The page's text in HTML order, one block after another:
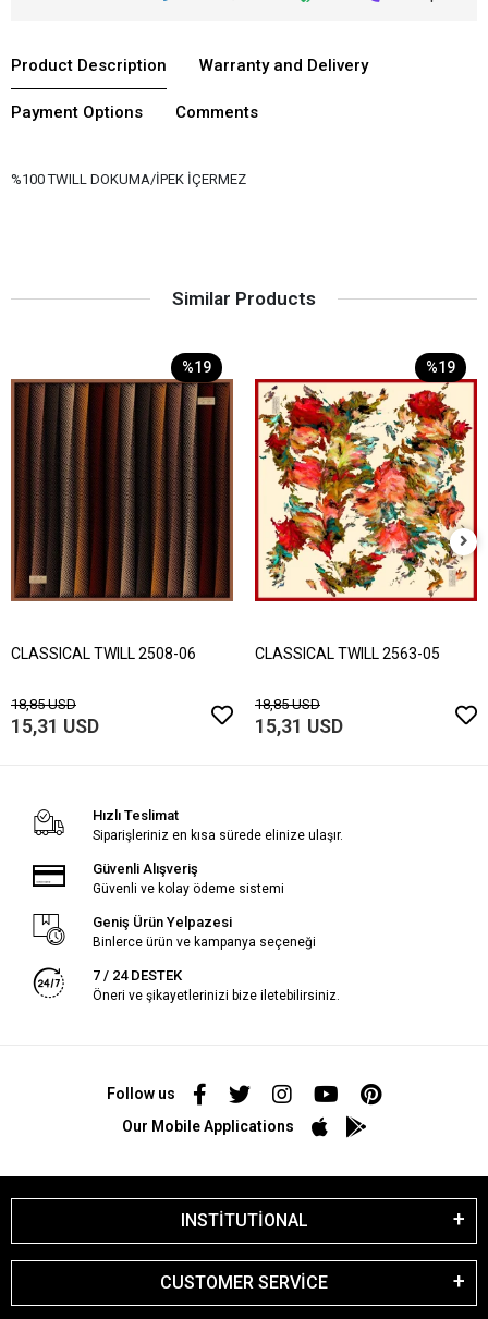
Product Description Warranty and Delivery
Payment Options Comments
%100 TWILL DOKUMA/İPEK İÇERMEZ
Similar Products
%19
CLASSICAL TWILL 2508-06
18,85 USD
15,31 USD
%19
CLASSICAL TWILL 2563-05
18,85 USD
15,31 USD
Hızlı Teslimat
Siparişleriniz en kısa sürede elinize ulaşır.
Güvenli Alışveriş
Güvenli ve kolay ödeme sistemi
Geniş Ürün Yelpazesi
Binlerce ürün ve kampanya seçeneği
7 / 24 DESTEK
Öneri ve şikayetlerinizi bize iletebilirsiniz.
Follow us
Our Mobile Applications
INSTİTUTİONAL
CUSTOMER SERVİCE